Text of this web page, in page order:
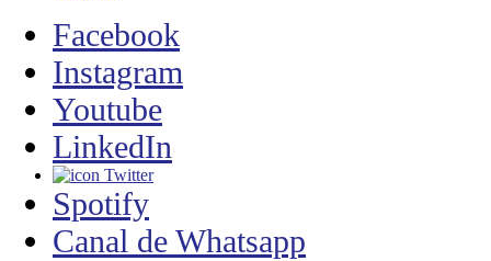
Facebook
Instagram
Youtube
LinkedIn
Twitter
Spotify
Canal de Whatsapp